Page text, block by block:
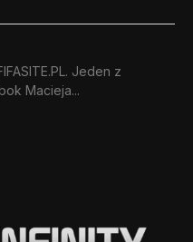
Jeden z
Macieja...